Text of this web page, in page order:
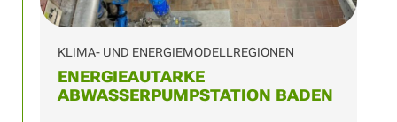
KLIMA- UND ENERGIEMODELLREGIONEN
ENERGIEAUTARKE
ABWASSERPUMPSTATION BADEN